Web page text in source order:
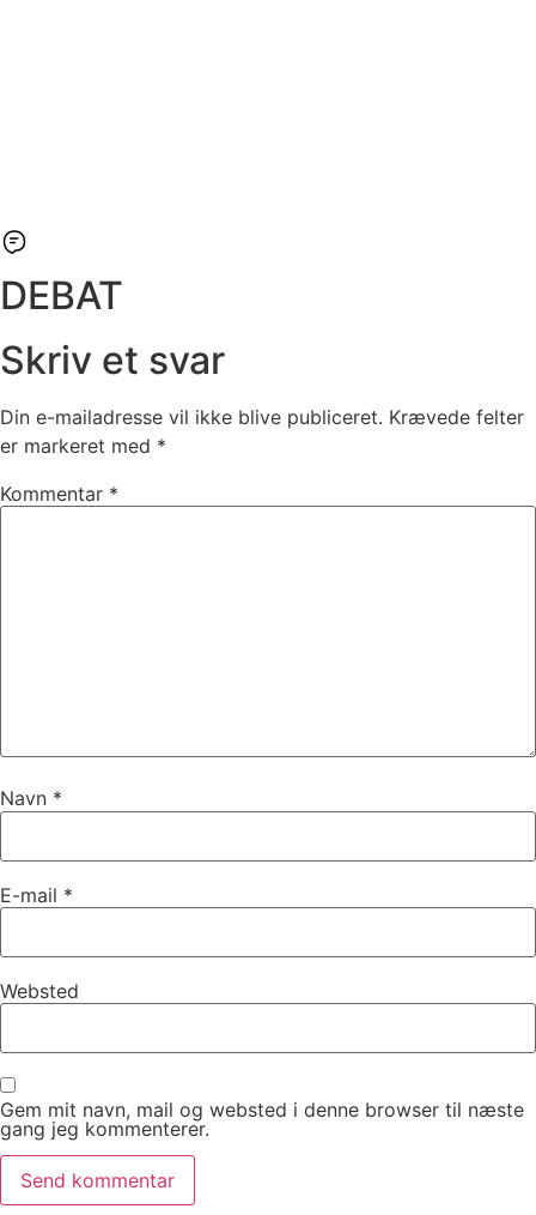
DEBAT
Skriv et svar
Din e-mailadresse vil ikke blive publiceret. Krævede felter
er markeret med *
Kommentar *
Navn *
E-mail *
Websted
Gem mit navn, mail og websted i denne browser til næste
gang jeg kommenterer.